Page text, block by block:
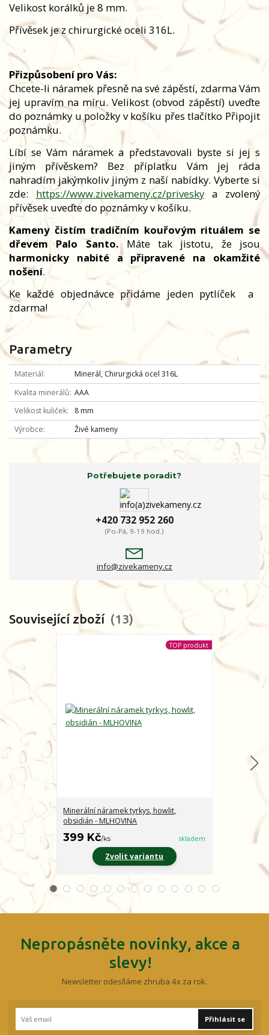
Velikost korálků je 8 mm.
Přívěsek je z chirurgické oceli 316L.
Přizpůsobení pro Vás:
Chcete-li náramek přesně na své zápěstí, zdarma Vám
jej upravím na míru. Velikost (obvod zápěstí) uveďte
do poznámky u položky v košíku přes tlačítko Připojit
poznámku.
Líbí se Vám náramek a představovali byste si jej s
jiným přívěskem? Bez příplatku Vám jej ráda
nahradím jakýmkoliv jiným z naší nabídky. Vyberte si
zde: https://www.zivekameny.cz/priveskya zvolený
přívěsek uveďte do poznámky v košíku.
Kameny čistím tradičním kouřovým rituálem se
dřevem Palo Santo.Máte tak jistotu, že jsou
harmonicky nabité a připravené na okamžité
nošení.
Ke každé objednávce přidáme jeden pytlíček
a
zdarma!
Parametry
Materiál
Minerál, Chirurgická ocel 316L
Kvalita minerálů AAA
Velikost kuliček
8 mm
Výrobce
Živé kameny
Potřebujete poradit?
+420 732 952 260
(Po-Pá, 9-19 hod.)
info@zivekameny.cz
Související zboží 13
TOP produkt
Minerální náramek tyrkys, howlit,
obsidián - MLHOVINA
399 Kč/ks skladem
Zvolit variantu
399 Kč/
Nepropásněte novinky, akce a
slevy!
Newsletter odesíláme zhruba 4x za rok.
Přihlásit se